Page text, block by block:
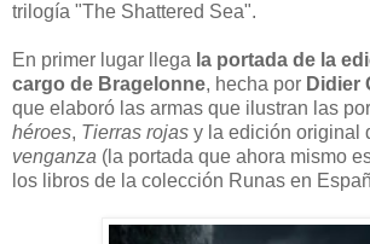
trilogía "The Shattered Sea".
En primer lugar llega la portada de la
cargo de Bragelonne, hecha por Didier
que elaboró las armas que ilustran las
héroes, Tierras rojas y la edición original
venganza (la portada que ahora mismo
los libros de la colección Runas en